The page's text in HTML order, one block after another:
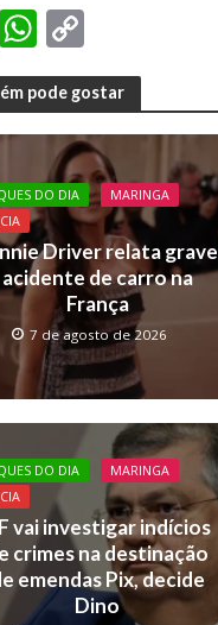
W
h
at
s
A
p
p
C
o
p
y
Li
n
k
pode gostar
DO DIA
MARINGA
Driver relata grave
acidente de carro na
França
7 de agosto de 2026
DO DIA
MARINGA
vai investigar indícios
crimes na destinação
emendas Pix, decide
Dino